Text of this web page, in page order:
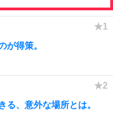
が得策。
る、意外な場所とは。